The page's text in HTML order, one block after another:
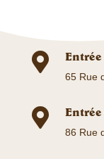
 Entrée
65 Rue
 Entrée
86 Rue